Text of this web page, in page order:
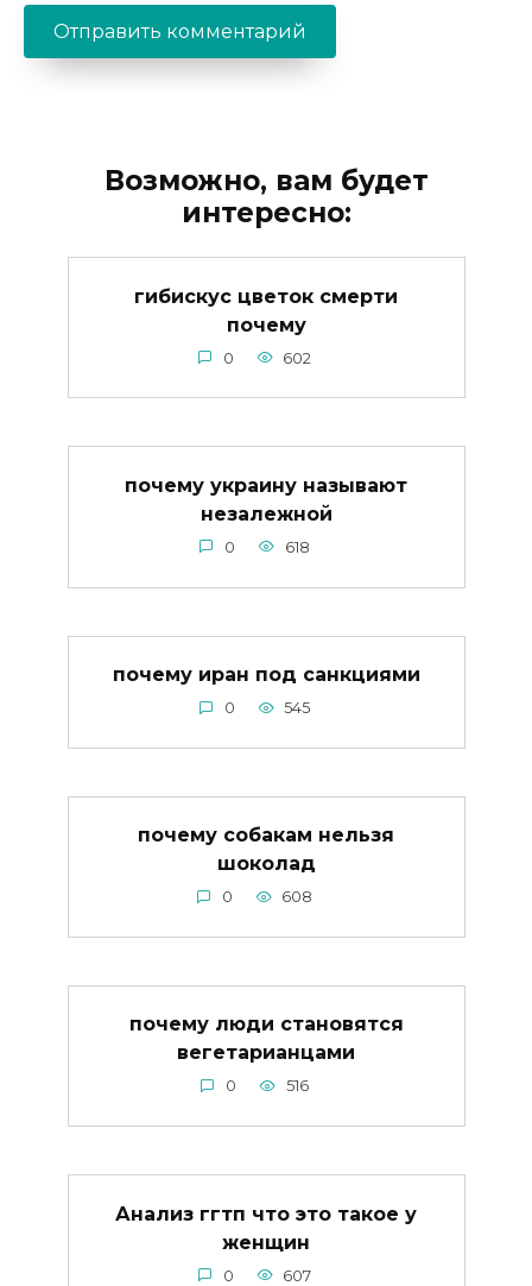
Возможно, вам будет
интересно:
гибискус цветок смерти
почему
0 602
почему украину называют
незалежной
0 618
почему иран под санкциями
0 545
почему собакам нельзя
шоколад
0 608
почему люди становятся
вегетарианцами
0 516
Анализ ггтп что это такое у
женщин
0 607